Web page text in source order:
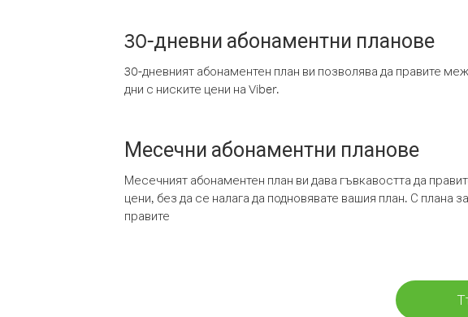
30-дневни абонаментни планове
30-дневният абонаментен план ви позволява да правите
дни с ниските цени на Viber.
Месечни абонаментни планове
Месечният абонаментен план ви дава гъвкавостта да
цени, без да се налага да подновявате вашия план. С
правите